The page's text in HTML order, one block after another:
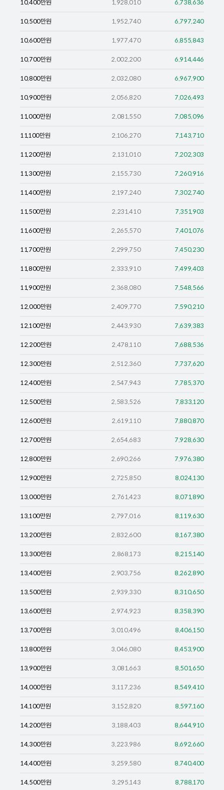
10,400만원 1,928,010 6,738,636
10,500만원 1,952,740 6,797,240
10,600만원 1,977,470 6,855,843
10,700만원 2,002,200 6,914,446
10,800만원 2,032,080 6,967,900
10,900만원 2,056,820 7,026,493
11,000만원 2,081,550 7,085,096
11,100만원 2,106,270 7,143,710
11,200만원 2,131,010 7,202,303
11,300만원 2,155,730 7,260,916
11,400만원 2,197,240 7,302,740
11,500만원 2,231,410 7,351,903
11,600만원 2,265,570 7,401,076
11,700만원 2,299,750 7,450,230
11,800만원 2,333,910 7,499,403
11,900만원 2,368,080 7,548,566
12,000만원 2,409,770 7,590,210
12,100만원 2,443,930 7,639,383
12,200만원 2,478,110 7,688,536
12,300만원 2,512,360 7,737,620
12,400만원 2,547,943 7,785,370
12,500만원 2,583,526 7,833,120
12,600만원 2,619,110 7,880,870
12,700만원 2,654,683 7,928,630
12,800만원 2,690,266 7,976,380
12,900만원 2,725,850 8,024,130
13,000만원 2,761,423 8,071,890
13,100만원 2,797,016 8,119,630
13,200만원 2,832,600 8,167,380
13,300만원 2,868,173 8,215,140
13,400만원 2,903,756 8,262,890
13,500만원 2,939,330 8,310,650
13,600만원 2,974,923 8,358,390
13,700만원 3,010,496 8,406,150
13,800만원 3,046,080 8,453,900
13,900만원 3,081,663 8,501,650
14,000만원 3,117,236 8,549,410
14,100만원 3,152,820 8,597,160
14,200만원 3,188,403 8,644,910
14,300만원 3,223,986 8,692,660
14,400만원 3,259,580 8,740,400
14,500만원 3,295,143 8,788,170